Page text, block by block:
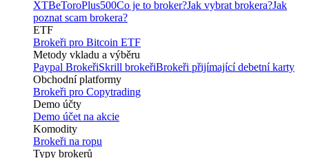
XTBeToroPlus500Co je to broker?Jak vybrat brokera?Jak
poznat scam brokera?
ETF
Brokeři pro Bitcoin ETF
Metody vkladu a výběru
Paypal BrokeřiSkrill brokeřiBrokeři přijímající debetní karty
Obchodní platformy
Brokeři pro Copytrading
Demo účty
Demo účet na akcie
Komodity
Brokeři na ropu
Typy brokerů